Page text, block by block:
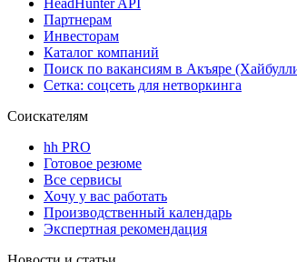
HeadHunter API
Партнерам
Инвесторам
Каталог компаний
Поиск по вакансиям в Акъяре
Сетка: соцсеть для нетворкинга
Соискателям
hh PRO
Готовое резюме
Все сервисы
Хочу у вас работать
Производственный календарь
Экспертная рекомендация